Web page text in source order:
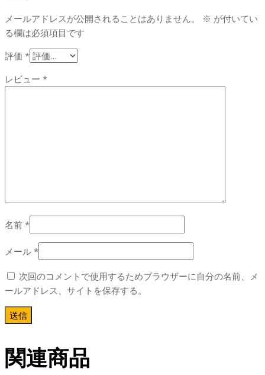
メールアドレスが公開されることはありません。 ※ が付いてい
る欄は必須項目です
評価 *
レビュー *
名前 *
メール *
次回のコメントで使用するためブラウザーに自分の名前、メ
ールアドレス、サイトを保存する。
関連商品